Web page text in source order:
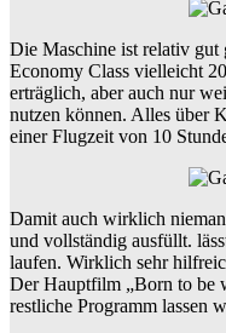
Die Maschine ist relativ gut
Economy Class vielleicht
erträglich, aber auch nur
nutzen können. Alles über
einer Flugzeit von 10
Damit auch wirklich
und vollständig ausfüllt.
laufen. Wirklich sehr
Der Hauptfilm „Born to be
restliche Programm lassen